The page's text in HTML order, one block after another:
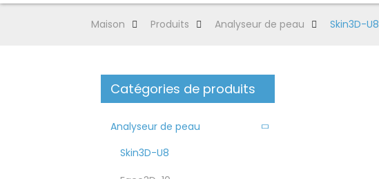
Maison Produits Analyseur de peau Skin3D-U8
Catégories de produits
Analyseur de peau
Skin3D-U8